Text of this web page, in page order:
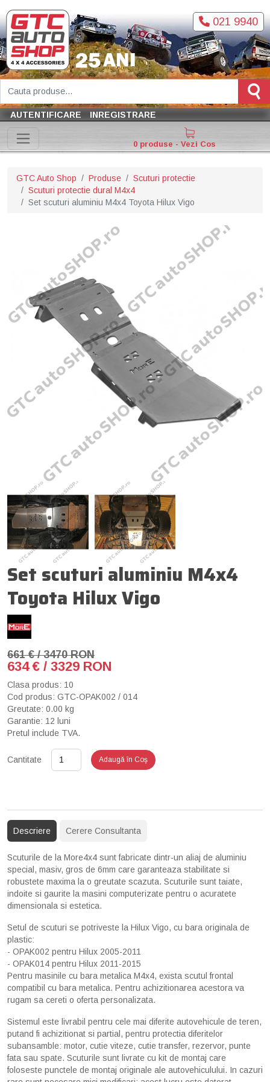
021 9940
AUTENTIFICARE INREGISTRARE
0 produse - Vezi Cos
GTC Auto Shop Produse
Scuturi protectie
Scuturi protectie dural M4x4
Set scuturi aluminiu M4x4 Toyota Hilux Vigo
Set scuturi aluminiu M4x4
Toyota Hilux Vigo
661 € / 3470 RON
634 € / 3329 RON
Clasa produs: 10
Cod produs: GTC-OPAK002 / 014
Greutate: 0.00 kg
Garantie: 12 luni
Pretul include TVA.
Cantitate Adaugă în Coş
Descriere Cerere Consultanta
Scuturile de la More4x4 sunt fabricate dintr-un aliaj de aluminiu
special, masiv, gros de 6mm care garanteaza stabilitate si
robustete maxima la o greutate scazuta. Scuturile sunt taiate,
indoite si gaurite la masini computerizate pentru o acuratete
dimensionala si estetica.
Setul de scuturi se potriveste la Hilux Vigo, cu bara originala de
plastic:
- OPAK002 pentru Hilux 2005-2011
- OPAK014 pentru Hilux 2011-2015
Pentru masinile cu bara metalica M4x4, exista scutul frontal
compatibil cu bara metalica. Pentru achizitionarea acestora va
rugam sa cereti o oferta personalizata.
Sistemul este livrabil pentru cele mai diferite autovehicule de teren,
putand fi achizitionat si partial, pentru protectia diferitelor
subansamble: motor, cutie viteze, cutie transfer, rezervor, punte
fata sau spate. Scuturile sunt livrate cu kit de montaj care
foloseste punctele de montaj originale ale autovehiculului. In cazuri